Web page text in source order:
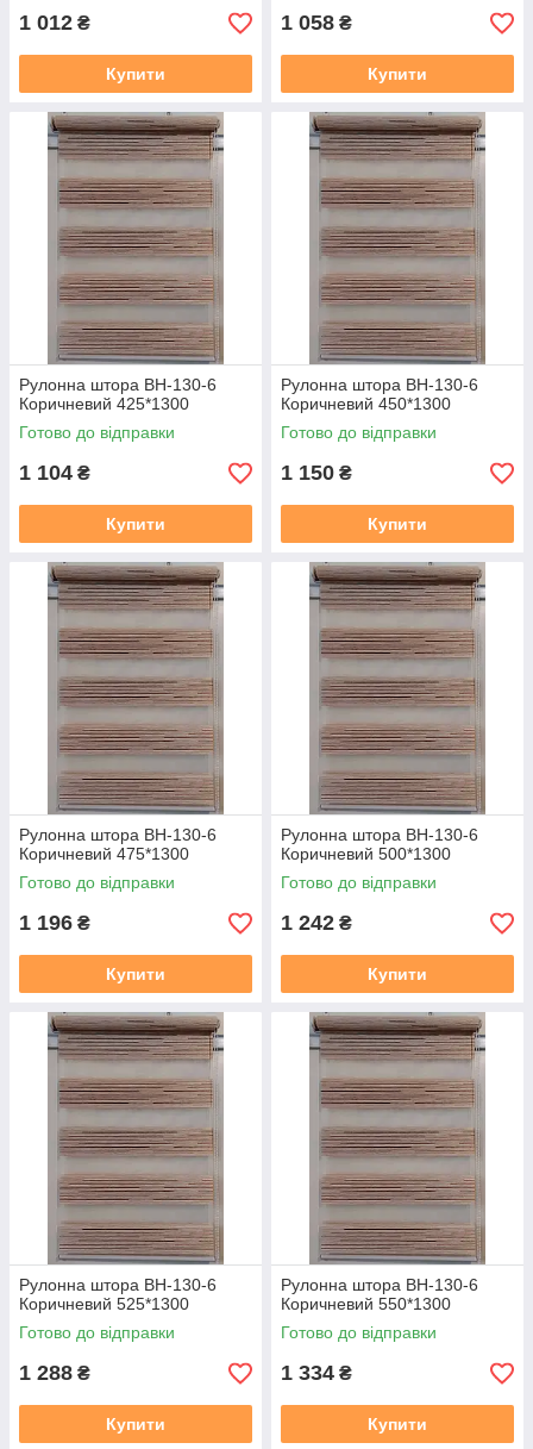
1 012 ₴
Купити
1 058 ₴
Купити
Рулонна штора ВН-130-6
Коричневий 425*1300
Готово до відправки
1 104 ₴
Купити
Рулонна штора ВН-130-6
Коричневий 450*1300
Готово до відправки
1 150 ₴
Купити
Рулонна штора ВН-130-6
Коричневий 475*1300
Готово до відправки
1 196 ₴
Купити
Рулонна штора ВН-130-6
Коричневий 500*1300
Готово до відправки
1 242 ₴
Купити
Рулонна штора ВН-130-6
Коричневий 525*1300
Готово до відправки
1 288 ₴
Купити
Рулонна штора ВН-130-6
Коричневий 550*1300
Готово до відправки
1 334 ₴
Купити